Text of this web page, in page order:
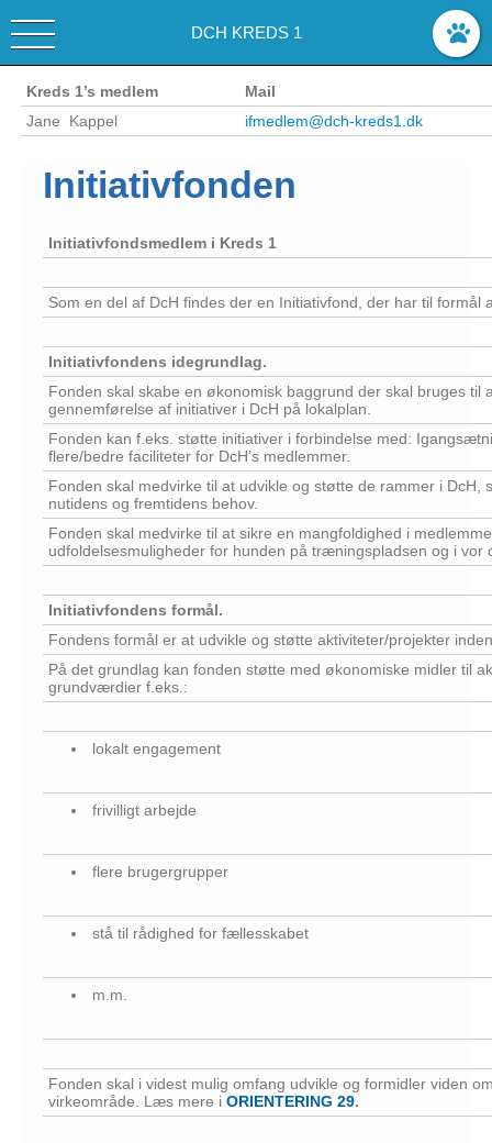
DCH KREDS 1
Kreds 1’s medlem
Mail
Jane Kappel
ifmedlem@dch-kreds1.dk
Initiativfonden
Initiativfondsmedlem i Kreds 1
Som en del af DcH findes der en Initiativfond, der har til formål
Initiativfondens idegrundlag.
Fonden skal skabe en økonomisk baggrund der skal bruges
gennemførelse af initiativer i DcH på lokalplan.
Fonden kan f.eks. støtte initiativer i forbindelse med:
flere/bedre faciliteter for DcH’s medlemmer.
Fonden skal medvirke til at udvikle og støtte de rammer i
nutidens og fremtidens behov.
Fonden skal medvirke til at sikre en mangfoldighed i
udfoldelsesmuligheder for hunden på træningspladsen og i vor
Initiativfondens formål.
Fondens formål er at udvikle og støtte aktiviteter/projekter
På det grundlag kan fonden støtte med økonomiske midler til
grundværdier f.eks.:
lokalt engagement
frivilligt arbejde
flere brugergrupper
stå til rådighed for fællesskabet
m.m.
Fonden skal i videst mulig omfang udvikle og formidler viden
virkeområde. Læs mere i ORIENTERING 29.